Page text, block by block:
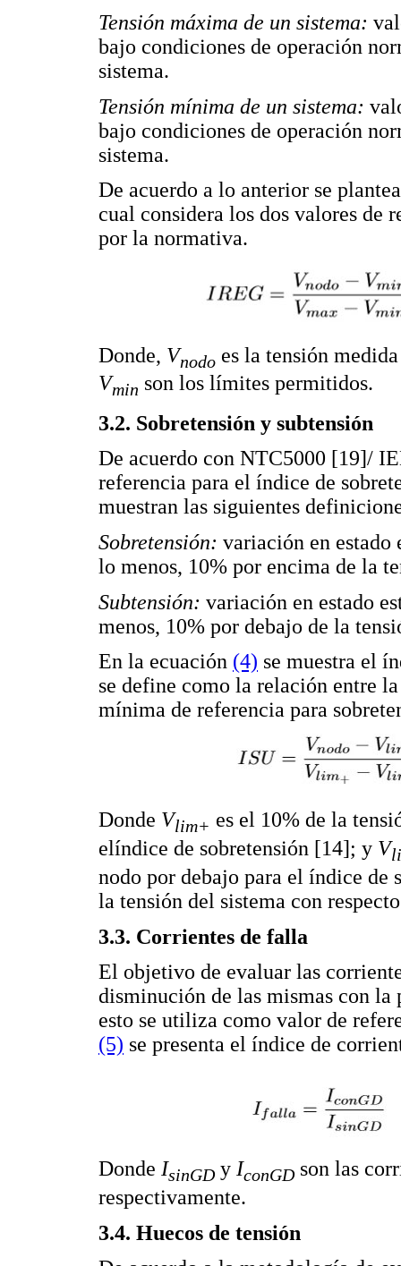
Tensión máxima de un sistema:
bajo condiciones de operación
sistema.
Tensión mínima de un sistema:
bajo condiciones de operación
sistema.
De acuerdo a lo anterior se
cual considera los dos valores de
por la normativa.
Donde, Vnodo es la tensión
Vmin son los límites permitidos.
3.2. Sobretensión y subtensión
De acuerdo con NTC5000 [19]/
referencia para el índice de
muestran las siguientes
Sobretensión: variación en estado
lo menos, 10% por encima de la
Subtensión: variación en estado
menos, 10% por debajo de la
En la ecuación (4) se muestra el
se define como la relación entre
mínima de referencia para
Donde Vlim+ es el 10% de la
elíndice de sobretensión [14]; y V
nodo por debajo para el índice
la tensión del sistema con
3.3. Corrientes de falla
El objetivo de evaluar las
disminución de las mismas con la
esto se utiliza como valor de
(5) se presenta el índice de
Donde IsinGDy IconGDson las
respectivamente.
3.4. Huecos de tensión